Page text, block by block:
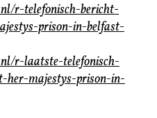
r-telefonisch-bericht-
prison-in-belfast-
r-laatste-telefonisch-
majestys-prison-in-